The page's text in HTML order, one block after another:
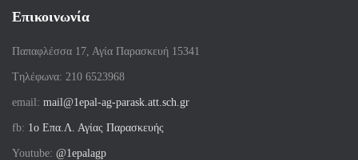
Επικοινωνία
Παπαφλέσσα 17, Αγία Παρασκευή 15341
Tηλέφωνα: 210 6523968
email: mail@1epal-ag-parask.att.sch.gr
fb: 1ο Επα.Λ. Αγίας Παρασκευής
Youtube: @1epalagp